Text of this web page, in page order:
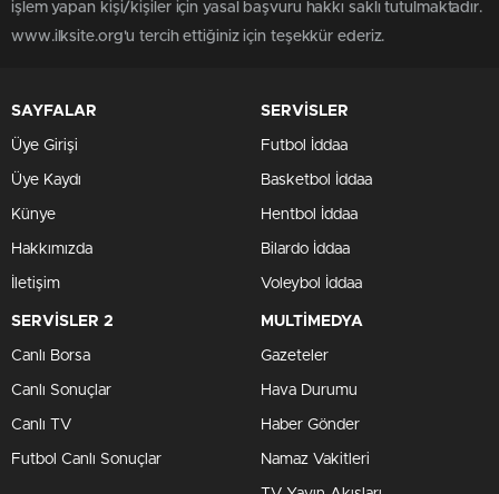
işlem yapan kişi/kişiler için yasal başvuru hakkı saklı tutulmaktadır.
www.ilksite.org'u tercih ettiğiniz için teşekkür ederiz.
SAYFALAR
Üye Girişi
Üye Kaydı
Künye
Hakkımızda
İletişim
SERVİSLER
Futbol İddaa
Basketbol İddaa
Hentbol İddaa
Bilardo İddaa
Voleybol İddaa
SERVİSLER 2
Canlı Borsa
Canlı Sonuçlar
Canlı TV
Futbol Canlı Sonuçlar
MULTİMEDYA
Gazeteler
Hava Durumu
Haber Gönder
Namaz Vakitleri